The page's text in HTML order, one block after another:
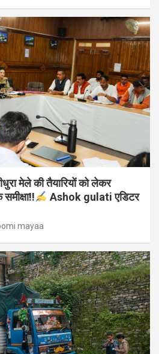
मेले की तैयारियों को लेकर
Ashok gulati एडिटर
mayaa